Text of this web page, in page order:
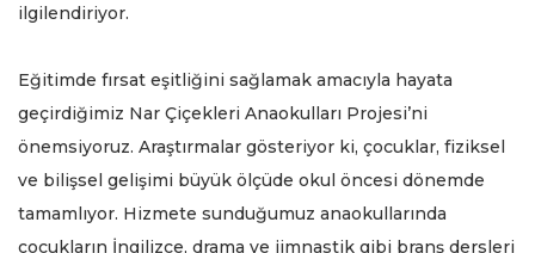
ilgilendiriyor.
Eğitimde fırsat eşitliğini sağlamak amacıyla hayata
geçirdiğimiz Nar Çiçekleri Anaokulları Projesi’ni
önemsiyoruz. Araştırmalar gösteriyor ki, çocuklar, fiziksel
ve bilişsel gelişimi büyük ölçüde okul öncesi dönemde
tamamlıyor. Hizmete sunduğumuz anaokullarında
çocukların İngilizce, drama ve jimnastik gibi branş dersleri